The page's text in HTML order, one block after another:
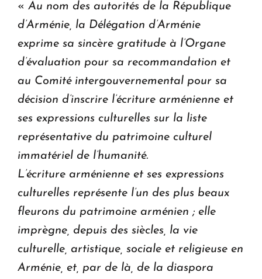
« Au nom des autorités de la République
d’Arménie, la Délégation d’Arménie
exprime sa sincère gratitude à l’Organe
d’évaluation pour sa recommandation et
au Comité intergouvernemental pour sa
décision d’inscrire l’écriture arménienne et
ses expressions culturelles sur la liste
représentative du patrimoine culturel
immatériel de l’humanité.
L’écriture arménienne et ses expressions
culturelles représente l’un des plus beaux
fleurons du patrimoine arménien ; elle
imprègne, depuis des siècles, la vie
culturelle, artistique, sociale et religieuse en
Arménie, et, par de là, de la diaspora